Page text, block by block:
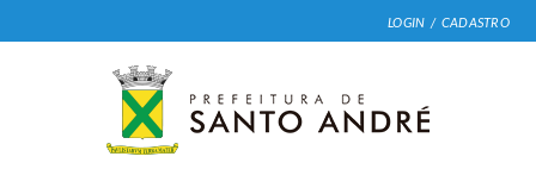
LOGIN / CADASTRO